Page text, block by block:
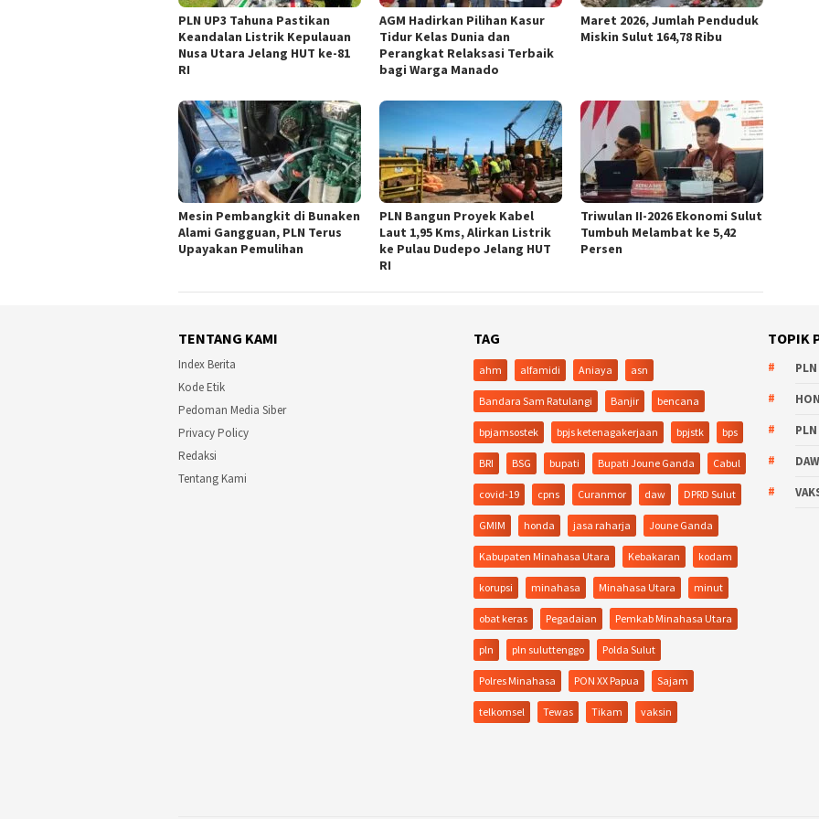
PLN UP3 Tahuna Pastikan
Keandalan Listrik Kepulauan
Nusa Utara Jelang HUT ke-81
RI
AGM Hadirkan Pilihan Kasur
Tidur Kelas Dunia dan
Perangkat Relaksasi Terbaik
bagi Warga Manado
Maret 2026, Jumlah Penduduk
Miskin Sulut 164,78 Ribu
Mesin Pembangkit di Bunaken
Alami Gangguan, PLN Terus
Upayakan Pemulihan
PLN Bangun Proyek Kabel
Laut 1,95 Kms, Alirkan Listrik
ke Pulau Dudepo Jelang HUT
RI
Triwulan II-2026 Ekonomi Sulut
Tumbuh Melambat ke 5,42
Persen
TENTANG KAMI
Index Berita
Kode Etik
Pedoman Media Siber
Privacy Policy
Redaksi
Tentang Kami
TAG
ahm alfamidi Aniaya asn
Bandara Sam Ratulangi Banjir bencana
bpjamsostek bpjs ketenagakerjaan bpjstk bps
BRI BSG bupati Bupati Joune Ganda Cabul
covid-19 cpns Curanmor daw DPRD Sulut
GMIM honda jasa raharja Joune Ganda
Kabupaten Minahasa Utara Kebakaran kodam
korupsi minahasa Minahasa Utara minut
obat keras Pegadaian Pemkab Minahasa Utara
pln pln suluttenggo Polda Sulut
Polres Minahasa PON XX Papua Sajam
telkomsel Tewas Tikam vaksin
TOPIK
PLN
DAW